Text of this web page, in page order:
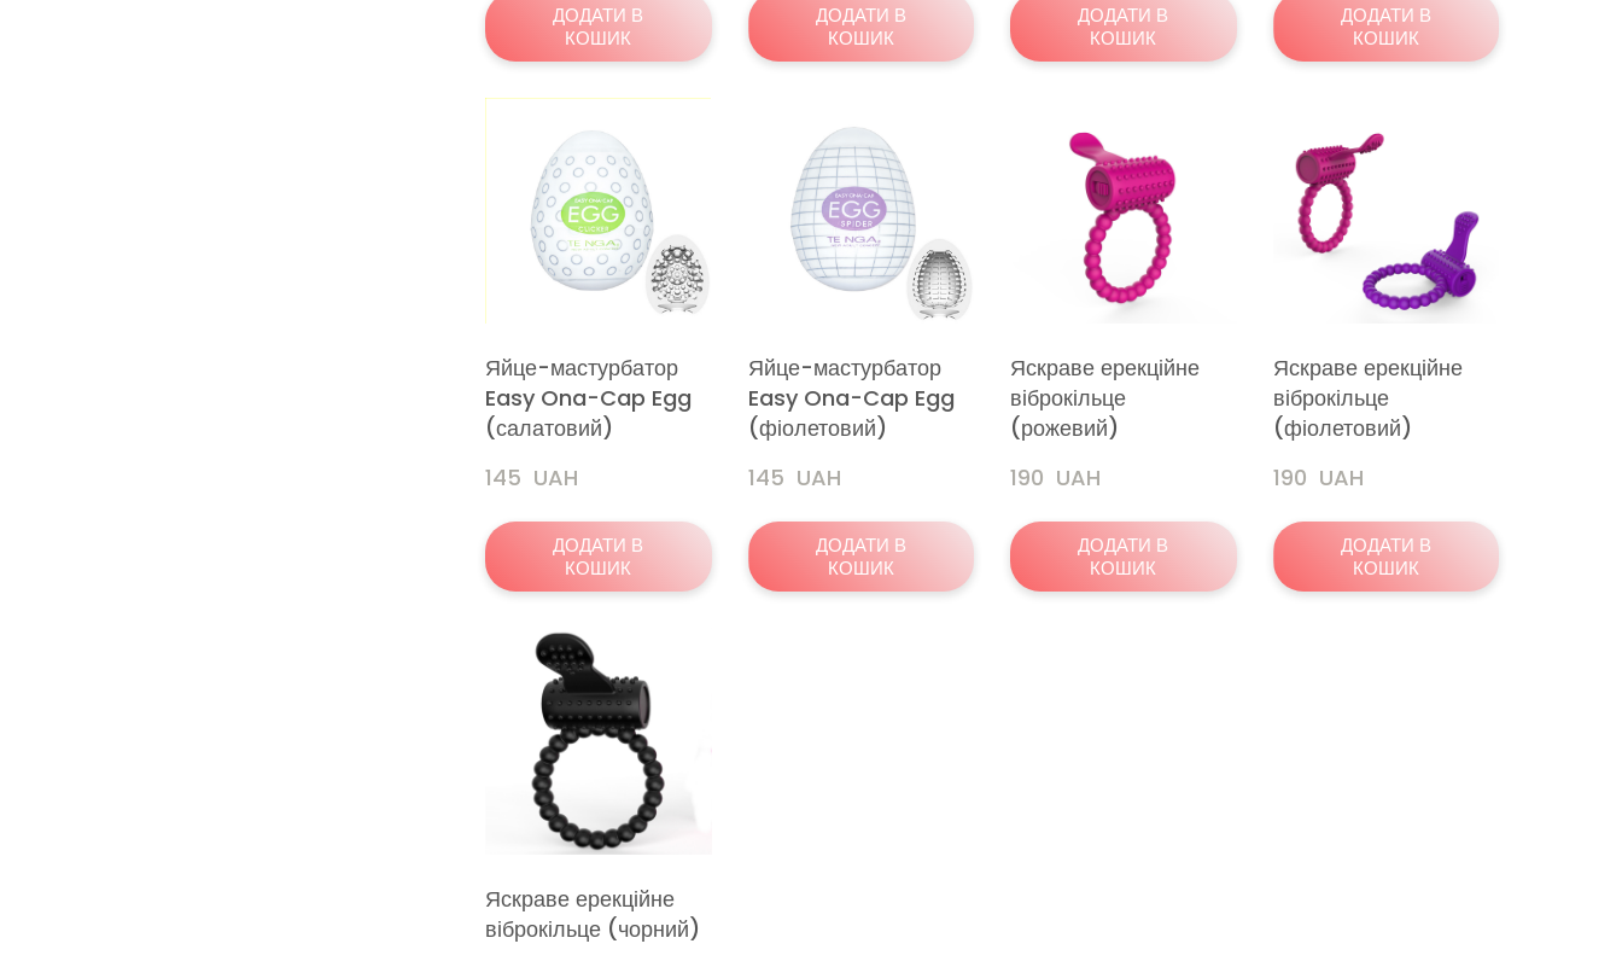
ДОДАТИ В
КОШИК
ДОДАТИ В
КОШИК
ДОДАТИ В
КОШИК
ДОДАТИ В
КОШИК
Яйце-мастурбатор
Easy Ona-Cap Egg
(салатовий)
145  UAH
ДОДАТИ В
КОШИК
Яйце-мастурбатор
Easy Ona-Cap Egg
(фіолетовий)
145  UAH
ДОДАТИ В
КОШИК
Яскраве ерекційне
віброкільце
(рожевий)
190  UAH
ДОДАТИ В
КОШИК
Яскраве ерекційне
віброкільце
(фіолетовий)
190  UAH
ДОДАТИ В
КОШИК
Яскраве ерекційне
віброкільце (чорний)